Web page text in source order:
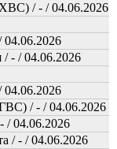
/ - / 04.06.2026
04.06.2026
/ - / 04.06.2026
04.06.2026
/ - / 04.06.2026
/ 04.06.2026
/ - / 04.06.2026